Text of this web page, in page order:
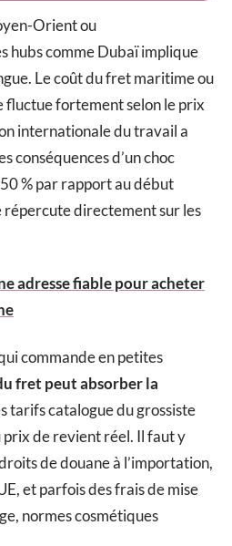
Orient ou
hubs comme Dubaï implique
Le coût du fret maritime ou
fluctue fortement selon le prix
internationale du travail a
conséquences d’un choc
% par rapport au début
répercute directement sur les
adresse fiable pour acheter
commande en petites
fret peut absorber la
tarifs catalogue du grossiste
prix de revient réel. Il faut y
de douane à l’importation,
et parfois des frais de mise
normes cosmétiques